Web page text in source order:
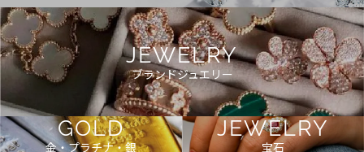
JEWELRY
ブランドジュエリー
GOLD
金・プラチナ・銀
JEWELRY
宝石